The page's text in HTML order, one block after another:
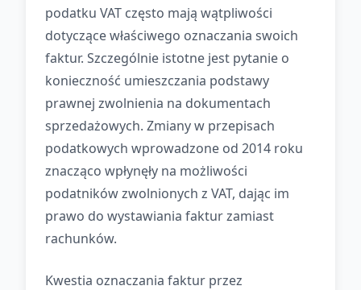
podatku VAT często mają wątpliwości
dotyczące właściwego oznaczania swoich
faktur. Szczególnie istotne jest pytanie o
konieczność umieszczania podstawy
prawnej zwolnienia na dokumentach
sprzedażowych. Zmiany w przepisach
podatkowych wprowadzone od 2014 roku
znacząco wpłynęły na możliwości
podatników zwolnionych z VAT, dając im
prawo do wystawiania faktur zamiast
rachunków.
Kwestia oznaczania faktur przez